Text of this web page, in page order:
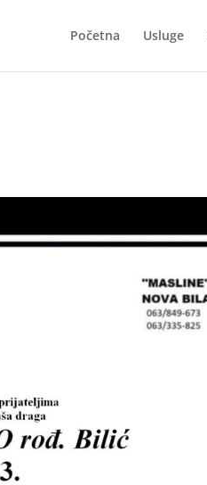
Početna Usluge